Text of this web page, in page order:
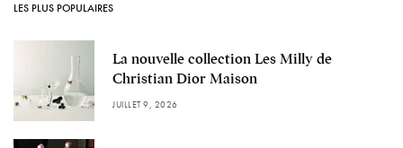
LES PLUS POPULAIRES
La nouvelle collection Les Milly de
Christian Dior Maison
JUILLET 9, 2026